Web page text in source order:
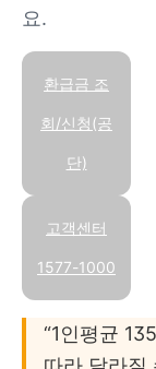
요.
환급금 조
회/신청(공
단)
고객센터
1577-1000
“1인평균